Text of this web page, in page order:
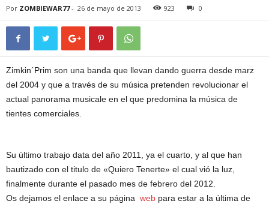
Por ZOMBIEWAR77- 26 de mayo de 2013 923 0
Zimkin´Prim son una banda que llevan dando guerra desde marz
del 2004 y que a través de su música pretenden revolucionar el
actual panorama musicale en el que predomina la música de
tientes comerciales.
Su último trabajo data del año 2011, ya el cuarto, y al que han
bautizado con el titulo de «Quiero Tenerte» el cual vió la luz,
finalmente durante el pasado mes de febrero del 2012.
Os dejamos el enlace a su página web para estar a la última de